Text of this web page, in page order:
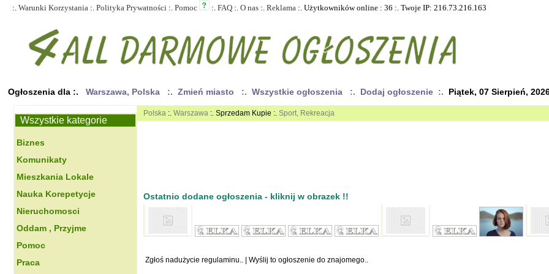
:. Warunki Korzystania :. Polityka Prywatności :. Pomoc :. FAQ :. O nas :. Reklama :. Użytkowników online : 36 :. Twoje IP: 216.73.216.163
Ogłoszenia dla :.Warszawa, Polska :. Zmień miasto :. Wszystkie ogłoszenia :. Dodaj ogłoszenie :. Piątek, 07 Sierpień,
Wszystkie kategorie
Biznes
Komunikaty
Mieszkania Lokale
Nauka Korepetycje
Nieruchomosci
Oddam , Przyjme
Pomoc
Praca
Polska :. Warszawa :. Sprzedam Kupie :. Sport, Rekreacja
Ostatnio dodane ogłoszenia - kliknij w obrazek !!
Zgłoś nadużycie regulaminu.. Wyślij to ogłoszenie do znajomego..